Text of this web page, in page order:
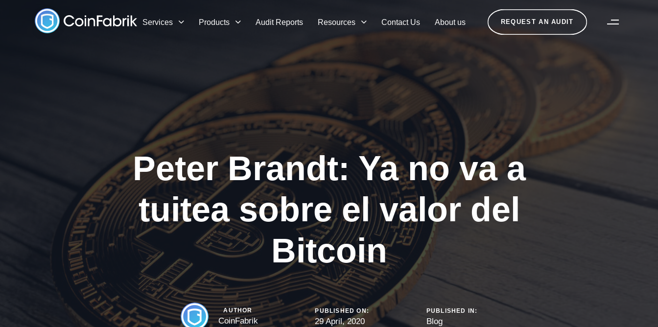
Services Products Audit Reports Resources Contact Us About us REQUEST AN AUDIT
Peter Brandt: Ya no va a
tuitea sobre el valor del
Bitcoin
AUTHOR
CoinFabrik
PUBLISHED ON:
29 April, 2020
PUBLISHED IN:
Blog